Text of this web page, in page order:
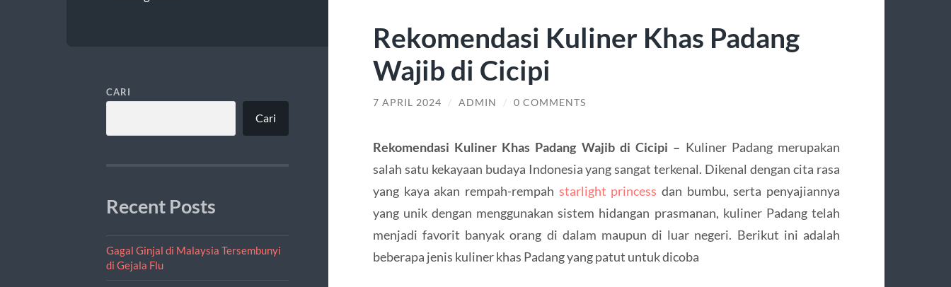
CARI
Cari
Recent Posts
Gagal Ginjal di Malaysia Tersembunyi
di Gejala Flu
Rekomendasi Kuliner Khas Padang
Wajib di Cicipi
7 APRIL 2024 / ADMIN / 0 COMMENTS
Rekomendasi Kuliner Khas Padang Wajib di Cicipi – Kuliner Padang merupakan
salah satu kekayaan budaya Indonesia yang sangat terkenal. Dikenal dengan cita rasa
yang kaya akan rempah-rempah starlight princess dan bumbu, serta penyajiannya
yang unik dengan menggunakan sistem hidangan prasmanan, kuliner Padang telah
menjadi favorit banyak orang di dalam maupun di luar negeri. Berikut ini adalah
beberapa jenis kuliner khas Padang yang patut untuk dicoba